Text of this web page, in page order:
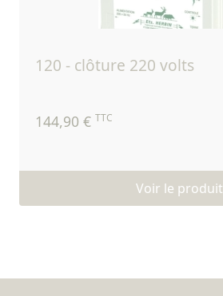
120 - clôture 220 volts
144,90 € TTC
Voir le produit